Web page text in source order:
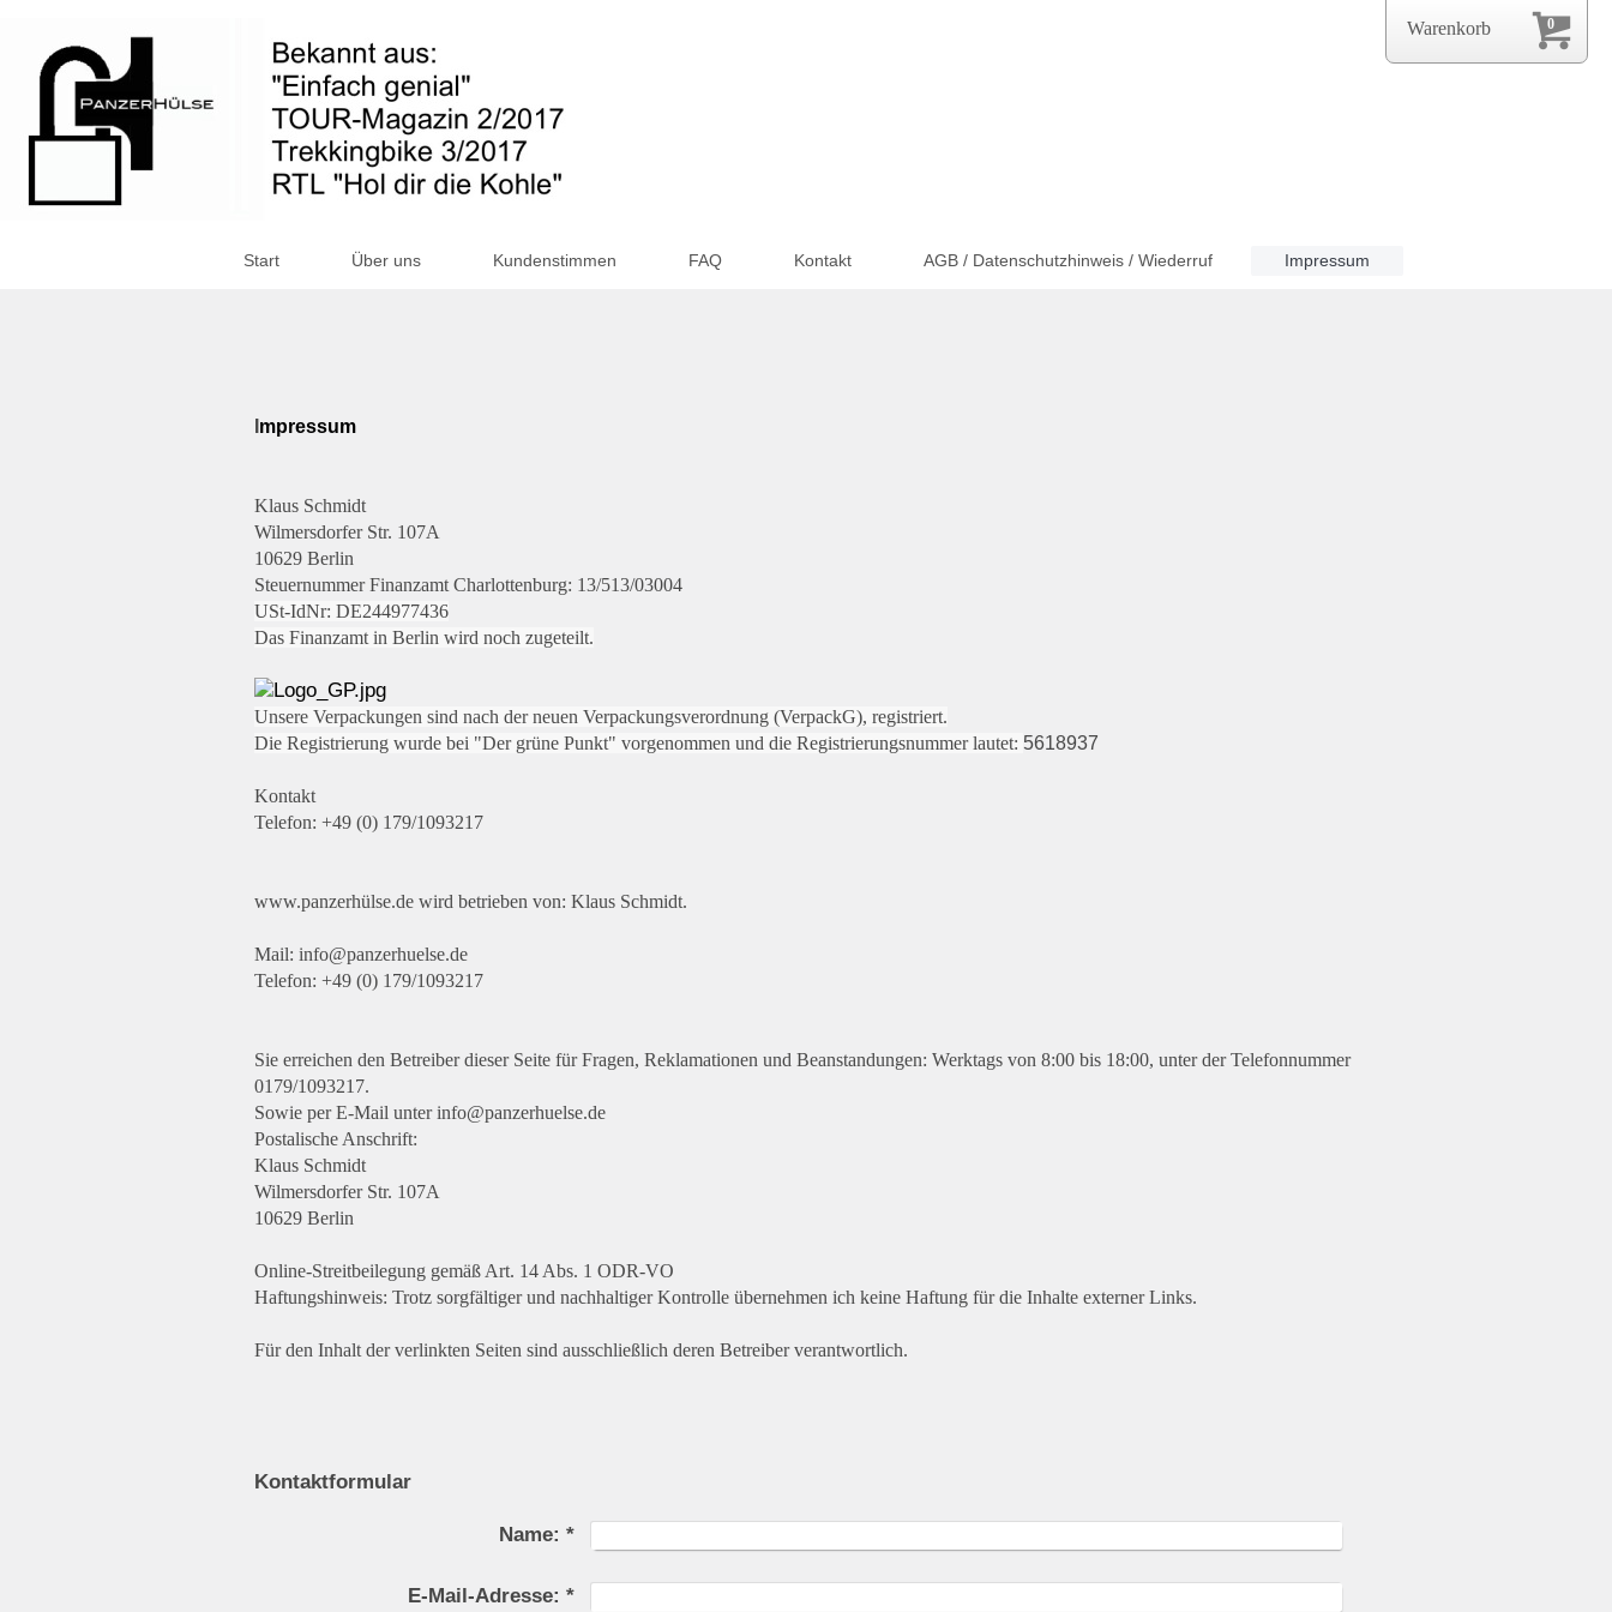
Start Über uns Kundenstimmen FAQ Kontakt AGB / Datenschutzhinweis / Wiederruf Impressum
mpressum
Klaus Schmidt
Wilmersdorfer Str. 107A
10629 Berlin
Steuernummer Finanzamt Charlottenburg: 13/513/03004
USt-IdNr: DE244977436
Das Finanzamt in Berlin wird noch zugeteilt.
Unsere Verpackungen sind nach der neuen Verpackungsverordnung (VerpackG), registriert.
Die Registrierung wurde bei "Der grüne Punkt" vorgenommen und die Registrierungsnummer lautet: 5618937
Kontakt
Telefon: +49 (0) 179/1093217
www.panzerhülse.de wird betrieben von: Klaus Schmidt.
Mail: info@panzerhuelse.de
Telefon: +49 (0) 179/1093217
Sie erreichen den Betreiber dieser Seite für Fragen, Reklamationen und Beanstandungen: Werktags von 8:00 bis 18:00, unter der Telefonnummer
0179/1093217.
Sowie per E-Mail unter info@panzerhuelse.de
Postalische Anschrift:
Klaus Schmidt
Wilmersdorfer Str. 107A
10629 Berlin
Online-Streitbeilegung gemäß Art. 14 Abs. 1 ODR-VO
Haftungshinweis: Trotz sorgfältiger und nachhaltiger Kontrolle übernehmen ich keine Haftung für die Inhalte externer Links.
Für den Inhalt der verlinkten Seiten sind ausschließlich deren Betreiber verantwortlich.
Kontaktformular
Name: *
E-Mail-Adresse: *
0
Warenkorb